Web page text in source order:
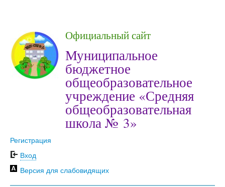
Официальный сайт
Муниципальное
бюджетное
общеобразовательное
учреждение «Средняя
общеобразовательная
школа № 3»
Регистрация
Вход
Версия для слабовидящих